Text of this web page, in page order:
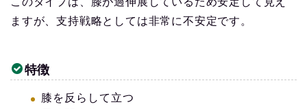
ますが、支持戦略としては非常に不安定です。
特徴
膝を反らして立つ